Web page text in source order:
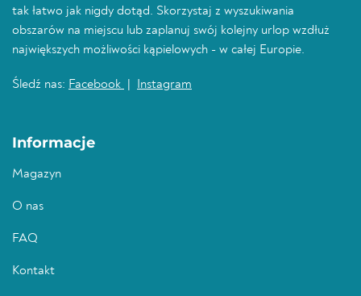
tak łatwo jak nigdy dotąd. Skorzystaj z wyszukiwania
obszarów na miejscu lub zaplanuj swój kolejny urlop wzdłuż
największych możliwości kąpielowych - w całej Europie.
Śledź nas: Facebook Instagram
Informacje
Magazyn
O nas
FAQ
Kontakt